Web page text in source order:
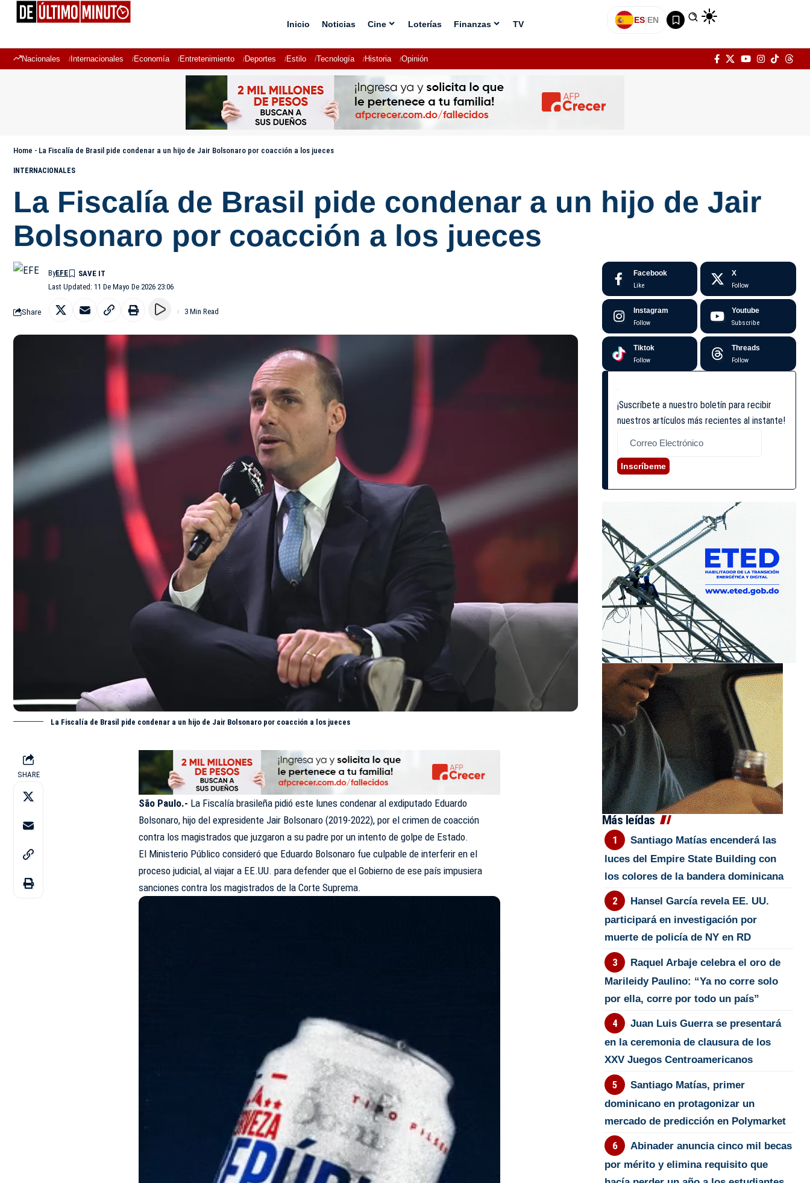
Inicio Noticias Cine Loterías Finanzas TV ES|EN
Nacionales Internacionales Economía Entretenimiento Deportes Estilo Tecnología Historia Opinión
Home - La Fiscalía de Brasil pide condenar a un hijo de Jair Bolsonaro por coacción a los jueces
INTERNACIONALES
La Fiscalía de Brasil pide condenar a un hijo de Jair
Bolsonaro por coacción a los jueces
Last Updated: 11 De Mayo De 2026 23:06
ByEFE
Share 3 Min Read
La Fiscalía de Brasil pide condenar a un hijo de Jair Bolsonaro por coacción a los jueces
SHARE
São Paulo.- La Fiscalía brasileña pidió este lunes condenar al exdiputado Eduardo
Bolsonaro, hijo del expresidente Jair Bolsonaro (2019-2022), por el crimen de coacción
contra los magistrados que juzgaron a su padre por un intento de golpe de Estado.
El Ministerio Público consideró que Eduardo Bolsonaro fue culpable de interferir en el
proceso judicial, al viajar a EE.UU. para defender que el Gobierno de ese país impusiera
sanciones contra los magistrados de la Corte Suprema.
Facebook
Like
X
Follow
Instagram
Follow
Youtube
Subscribe
Tiktok
Follow
Threads
Follow
¡Suscríbete a nuestro boletín para recibir
nuestros artículos más recientes al instante!
Inscríbeme
Más leídas
Santiago Matías encenderá las
luces del Empire State Building con
los colores de la bandera dominicana
Hansel García revela EE. UU.
participará en investigación por
muerte de policía de NY en RD
Raquel Arbaje celebra el oro de
Marileidy Paulino: “Ya no corre solo
por ella, corre por todo un país”
Juan Luis Guerra se presentará
en la ceremonia de clausura de los
XXV Juegos Centroamericanos
Santiago Matías, primer
dominicano en protagonizar un
mercado de predicción en Polymarket
Abinader anuncia cinco mil becas
por mérito y elimina requisito que